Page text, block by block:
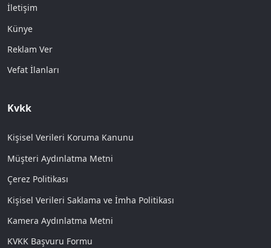
İletişim
Künye
Reklam Ver
Vefat İlanları
Kvkk
Kişisel Verileri Koruma Kanunu
Müşteri Aydınlatma Metni
Çerez Politikası
Kişisel Verileri Saklama ve İmha Politikası
Kamera Aydınlatma Metni
KVKK Başvuru Formu